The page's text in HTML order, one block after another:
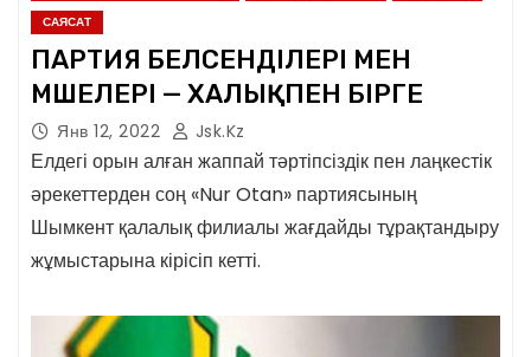
САЯСАТ
ПАРТИЯ БЕЛСЕНДІЛЕРІ МЕН
МҮШЕЛЕРІ — ХАЛЫҚПЕН БІРГЕ
Янв 12, 2022 Jsk.kz
Елдегі орын алған жаппай тәртіпсіздік пен лаңкестік
әрекеттерден соң «Nur Otan» партиясының
Шымкент қалалық филиалы жағдайды тұрақтандыру
жұмыстарына кірісіп кетті.